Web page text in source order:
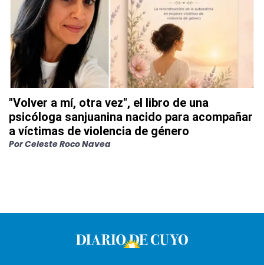
"Volver a mí, otra vez", el libro de una
psicóloga sanjuanina nacido para acompañar
a víctimas de violencia de género
PorCeleste Roco Navea